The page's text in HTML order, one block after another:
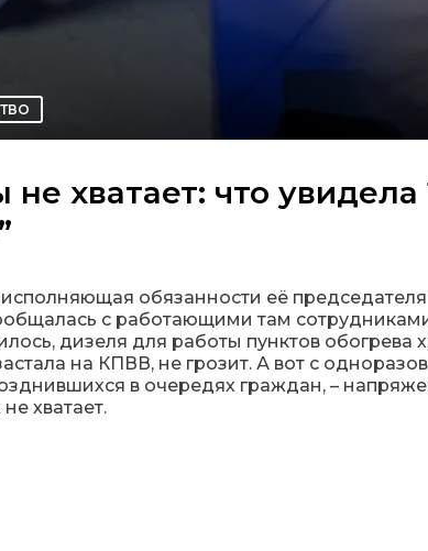
хватает: что увидела
обязанности её
с работающими там
дизеля для работы пунктов обогрева
на КПВВ, не грозит. А вот с
в очередях граждан, –
хватает.